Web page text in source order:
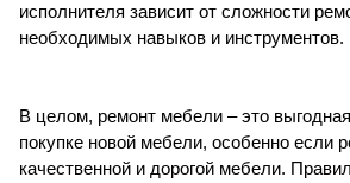
исполнителя зависит от сложности
необходимых навыков и инструментов.
В целом, ремонт мебели – это
покупке новой мебели, особенно если
качественной и дорогой мебели.